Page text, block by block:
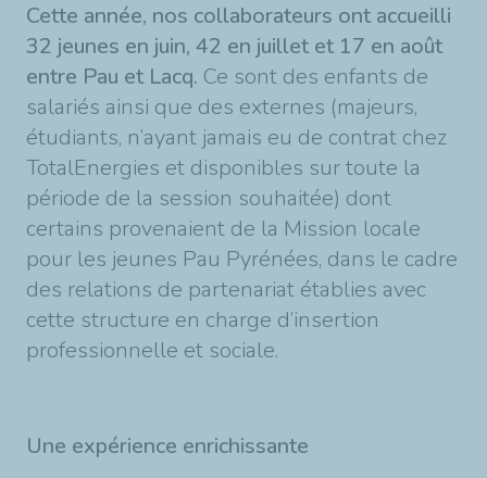
Cette année, nos collaborateurs ont accueilli
32 jeunes en juin, 42 en juillet et 17 en août
entre Pau et Lacq. Ce sont des enfants de
salariés ainsi que des externes (majeurs,
étudiants, n’ayant jamais eu de contrat chez
TotalEnergies et disponibles sur toute la
période de la session souhaitée) dont
certains provenaient de la Mission locale
pour les jeunes Pau Pyrénées, dans le cadre
des relations de partenariat établies avec
cette structure en charge d’insertion
professionnelle et sociale.
Une expérience enrichissante